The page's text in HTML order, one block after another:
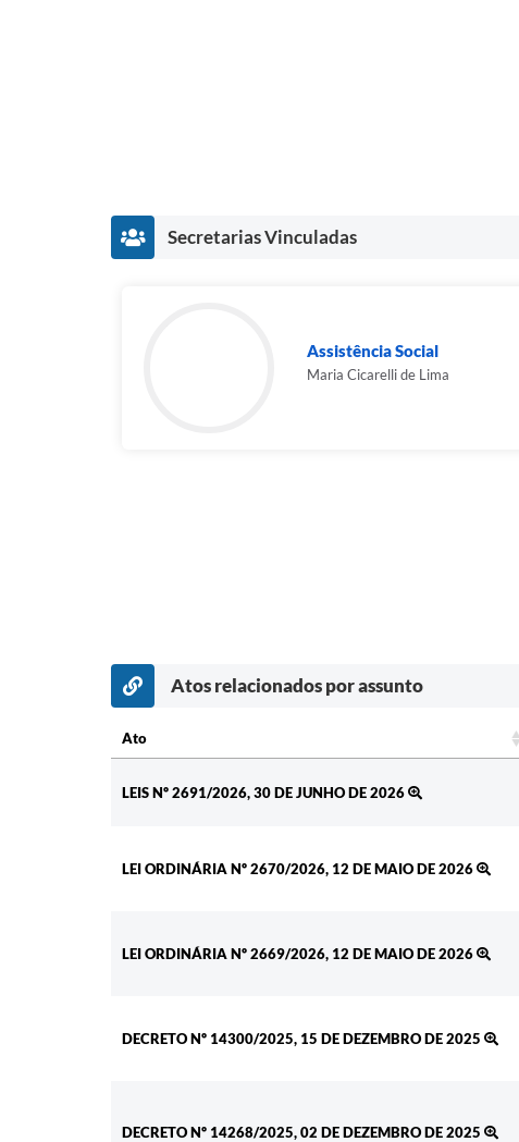
Secretarias Vinculadas
Assistência Social
Maria Cicarelli de Lima
Atos relacionados por assunto
Ato
LEIS Nº 2691/2026, 30 DE JUNHO DE 2026
LEI ORDINÁRIA Nº 2670/2026, 12 DE MAIO DE 2026
LEI ORDINÁRIA Nº 2669/2026, 12 DE MAIO DE 2026
DECRETO Nº 14300/2025, 15 DE DEZEMBRO DE 2025
DECRETO Nº 14268/2025, 02 DE DEZEMBRO DE 2025